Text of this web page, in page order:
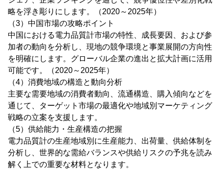
略を浮き彫りにします。（2020～2025年）
（3）中国市場の攻略ポイント
中国における電力品質計市場の特性、成長要因、および参
加者の動向を分析し、現地の競争環境と事業展開の方向性
を明確にします。グローバル企業の進出と拡大計画に活用
可能です。（2020～2025年）
（4）消費地域の構造と動向分析
主要な需要地域の消費者動向、流通構造、購入傾向などを
通じて、ターゲット市場の最適化や地域別マーケティング
戦略の立案を支援します。
（5）供給能力・生産構造の把握
電力品質計の生産地域別に生産能力、出荷量、供給体制を
分析し、世界的な需給バランスや供給リスクの予兆を読み
解く上での重要な材料となります。